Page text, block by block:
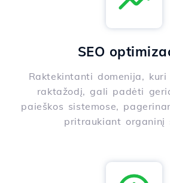
SEO
Raktekintanti domenija,
raktažodį, gali padėti
paieškos sistemose,
pritraukiant organinį